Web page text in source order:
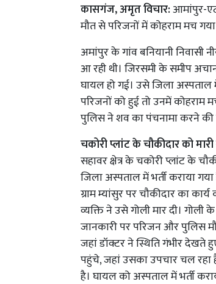
कासगंज, अमृत विचार:आमांपुर-
मौत से परिजनों में कोहराम मच
अमांपुर के गांव बनियानी निवासी
आ रही थी। जिरसमी के समीप
घायल हो गई। उसे जिला अस्पताल
परिजनों को हुई तो उनमें कोहराम
पुलिस ने शव का पंचनामा करने की
चकोरी प्लांट के चौकीदार को
सहावर क्षेत्र के चकोरी प्लांट के
जिला अस्पताल में भर्ती कराया
ग्राम म्यांसुर पर चौकीदार का
व्यक्ति ने उसे गोली मार दी।
जानकारी पर परिजन और पुलिस
जहां डॉक्टर ने स्थिति गंभीर
पहुंचे, जहां उसका उपचार चल रहा
है। घायल को अस्पताल में भर्ती